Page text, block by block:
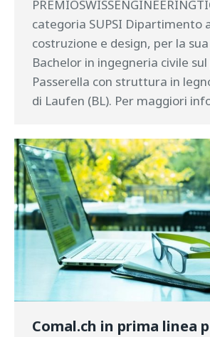
categoria SUPSI Dipartimento
costruzione e design, per la
Bachelor in ingegneria civile
Passerella con struttura in
di Laufen (BL). Per maggiori
Comal.ch in prima linea